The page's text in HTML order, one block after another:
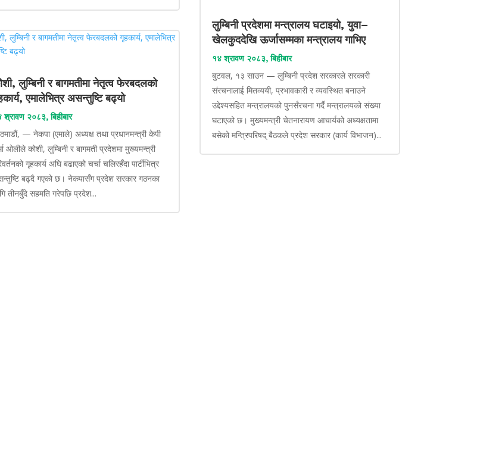
लुम्बिनी र बागमतीमा नेतृत्व फेरबदलको
एमालेभित्र असन्तुष्टि बढ्यो
श्रावण २०८३, बिहीबार
— नेकपा (एमाले) अध्यक्ष तथा प्रधानमन्त्री केपी
ओलीले कोशी, लुम्बिनी र बागमती प्रदेशमा मुख्यमन्त्री
गृहकार्य अघि बढाएको चर्चा चलिरहँदा पार्टीभित्र
बढ्दै गएको छ। नेकपासँग प्रदेश सरकार गठनका
तीनबुँदे सहमति गरेपछि प्रदेश...
लुम्बिनी प्रदेशमा मन्त्रालय घटाइयो, युवा–
खेलकुददेखि ऊर्जासम्मका मन्त्रालय गाभिए
१४ श्रावण २०८३, बिहीबार
बुटवल, १३ साउन — लुम्बिनी प्रदेश सरकारले सरकारी
संरचनालाई मितव्ययी, प्रभावकारी र व्यवस्थित बनाउने
उद्देश्यसहित मन्त्रालयको पुनर्संरचना गर्दै मन्त्रालयको संख्या
घटाएको छ। मुख्यमन्त्री चेतनारायण आचार्यको अध्यक्षतामा
बसेको मन्त्रिपरिषद् बैठकले प्रदेश सरकार (कार्य विभाजन)...